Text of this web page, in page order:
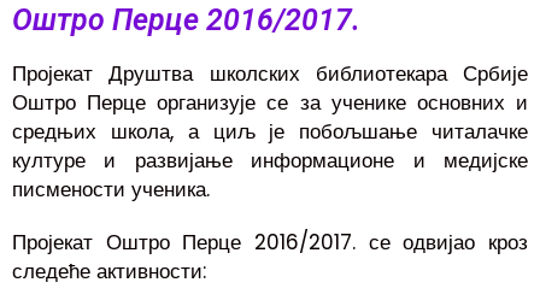
Оштро Перце 2016/2017.
Пројекат Друштва школских библиотекара Србије
Оштро Перце организује се за ученике основних и
средњих школа, а циљ је побољшање читалачке
културе и развијање информационе и медијске
писмености ученика.
Пројекат Оштро Перце 2016/2017. се одвијао кроз
следеће активности: